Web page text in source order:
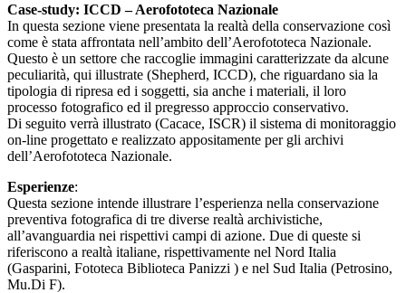
Case-study: ICCD – Aerofototeca Nazionale
In questa sezione viene presentata la realtà della conservazione così
come è stata affrontata nell’ambito dell’Aerofototeca Nazionale.
Questo è un settore che raccoglie immagini caratterizzate da alcune
peculiarità, qui illustrate (Shepherd, ICCD), che riguardano sia la
tipologia di ripresa ed i soggetti, sia anche i materiali, il loro
processo fotografico ed il pregresso approccio conservativo.
Di seguito verrà illustrato (Cacace, ISCR) il sistema di monitoraggio
on-line progettato e realizzato appositamente per gli archivi
dell’Aerofototeca Nazionale.
Esperienze:
Questa sezione intende illustrare l’esperienza nella conservazione
preventiva fotografica di tre diverse realtà archivistiche,
all’avanguardia nei rispettivi campi di azione. Due di queste si
riferiscono a realtà italiane, rispettivamente nel Nord Italia
(Gasparini, Fototeca Biblioteca Panizzi ) e nel Sud Italia (Petrosino,
Mu.Di F).